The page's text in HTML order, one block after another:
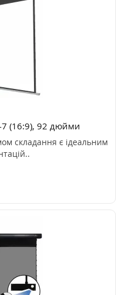
7 (16:9), 92 дюйми
складання є ідеальним